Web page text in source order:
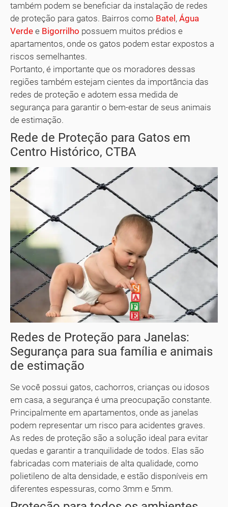
também podem se beneficiar da instalação de redes
de proteção para gatos. Bairros como Batel , Água
Verde e Bigorrilho possuem muitos prédios e
apartamentos, onde os gatos podem estar expostos a
riscos semelhantes.
Portanto, é importante que os moradores dessas
regiões também estejam cientes da importância das
redes de proteção e adotem essa medida de
segurança para garantir o bem-estar de seus animais
de estimação.
Rede de Proteção para Gatos em
Centro Histórico, CTBA
Redes de Proteção para Janelas:
Segurança para sua família e animais
de estimação
Se você possui gatos, cachorros, crianças ou idosos
em casa, a segurança é uma preocupação constante.
Principalmente em apartamentos, onde as janelas
podem representar um risco para acidentes graves.
As redes de proteção são a solução ideal para evitar
quedas e garantir a tranquilidade de todos. Elas são
fabricadas com materiais de alta qualidade, como
polietileno de alta densidade, e estão disponíveis em
diferentes espessuras, como 3mm e 5mm.